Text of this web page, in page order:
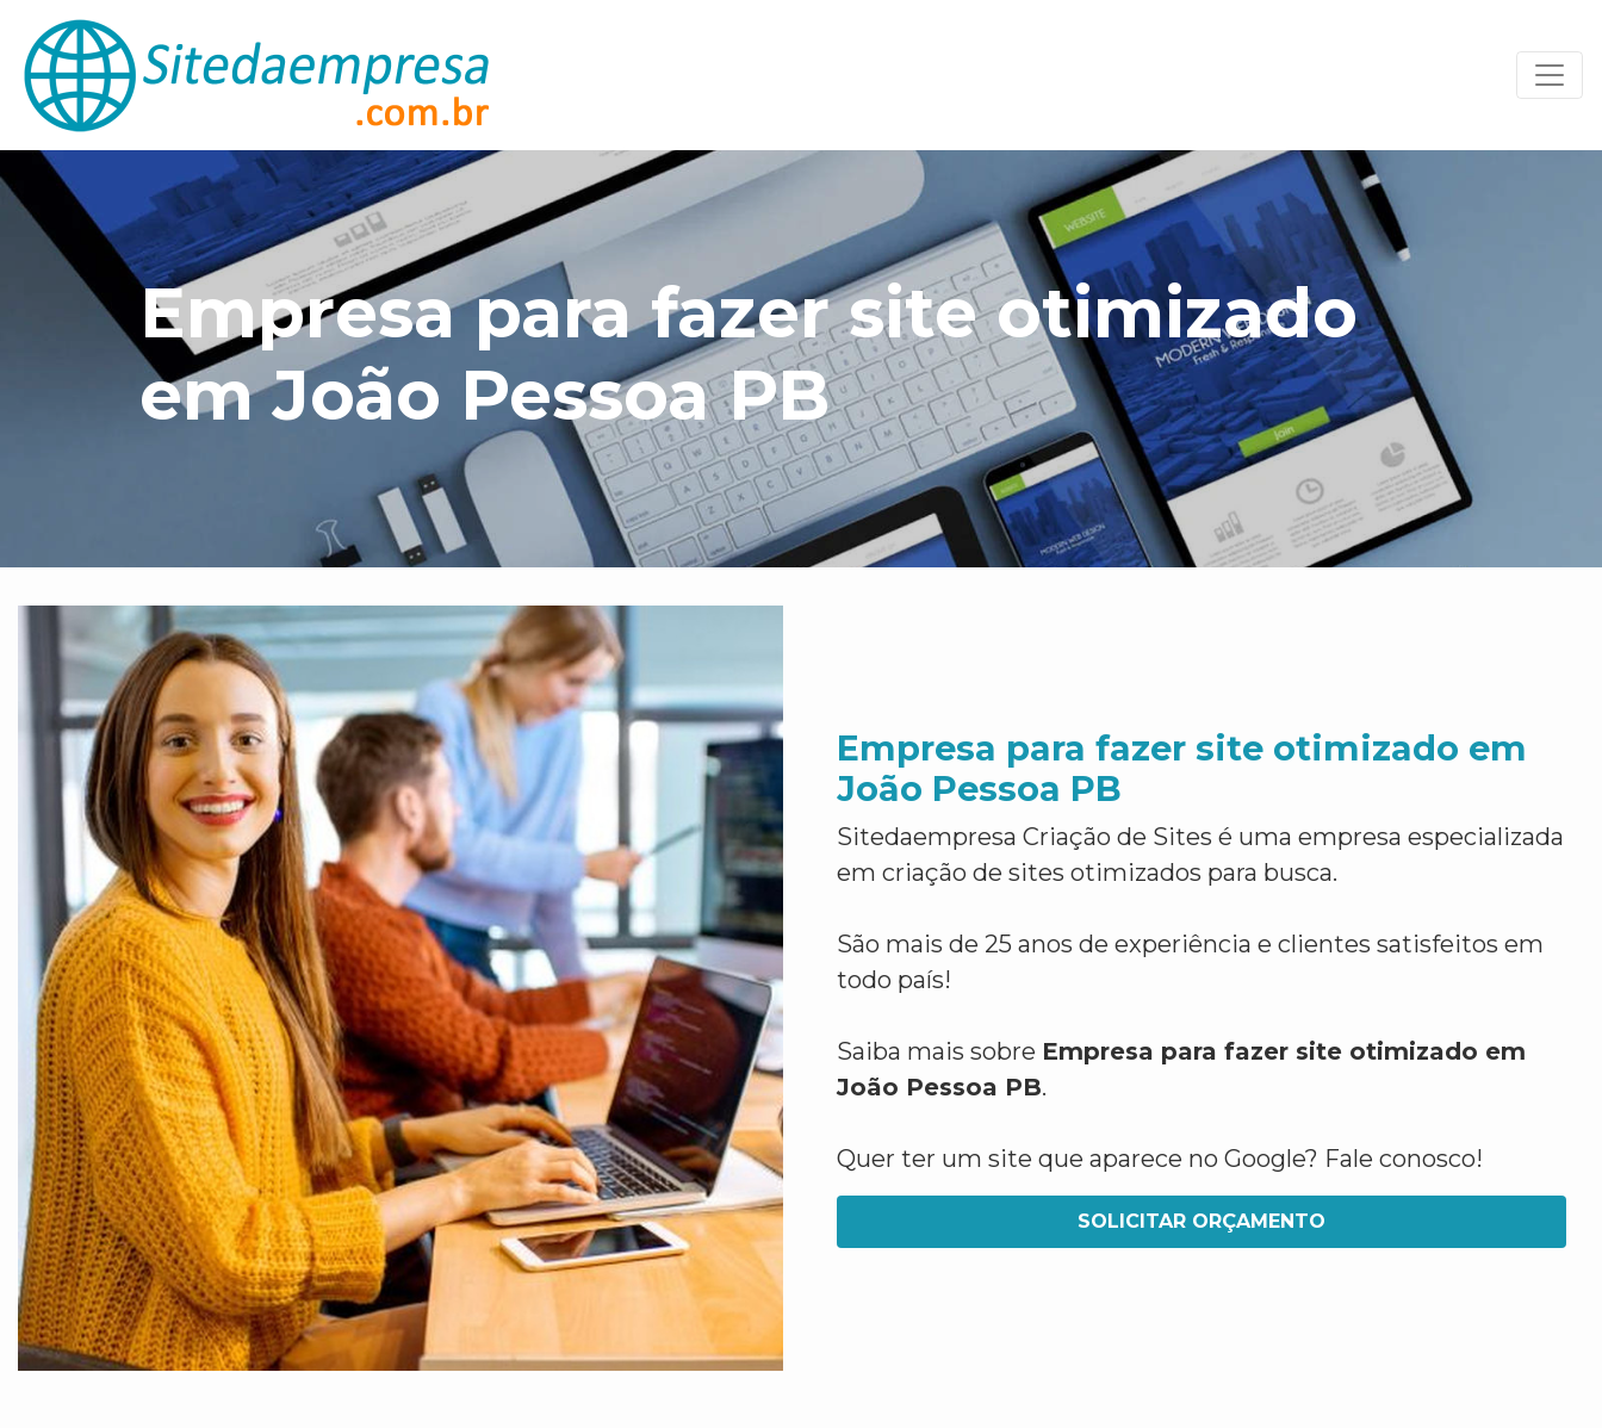
Empresa para fazer site otimizado
em João Pessoa PB
Empresa para fazer site otimizado em
João Pessoa PB
Sitedaempresa Criação de Sites é uma empresa especializada
em criação de sites otimizados para busca.
São mais de 25 anos de experiência e clientes satisfeitos em
todo país!
Saiba mais sobre Empresa para fazer site otimizado em
João Pessoa PB.
Quer ter um site que aparece no Google? Fale conosco!
SOLICITAR ORÇAMENTO